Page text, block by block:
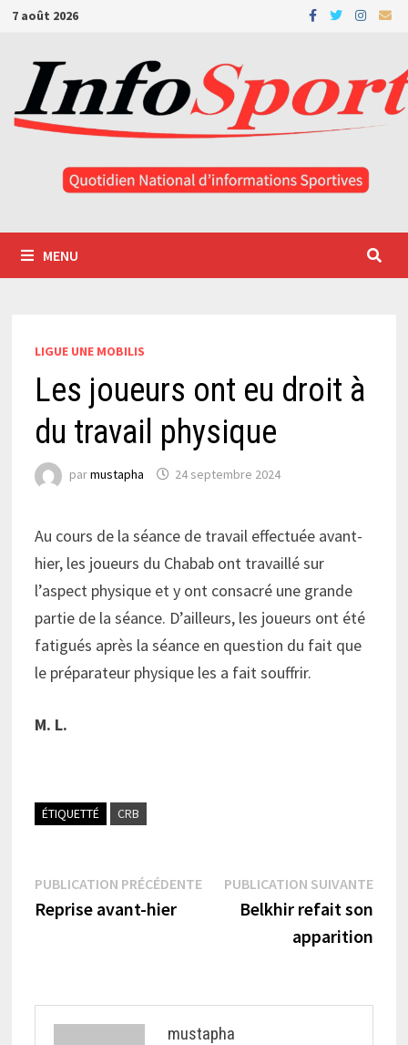
Passer
contenu
7 août 2026
MENU
LIGUE UNE MOBILIS
Les joueurs ont eu droit à
du travail physique
parmustapha 24 septembre 2024
Au cours de la séance de travail effectuée avant-
hier, les joueurs du Chabab ont travaillé sur
l’aspect physique et y ont consacré une grande
partie de la séance. D’ailleurs, les joueurs ont été
fatigués après la séance en question du fait que
le préparateur physique les a fait souffrir.
M. L.
ÉTIQUETTÉ CRB
Navigation
de
PUBLICATION PRÉCÉDENTEPublication
précédente :
Reprise avant-hier
PUBLICATION SUIVANTE
Belkhir refait son
apparition
mustapha